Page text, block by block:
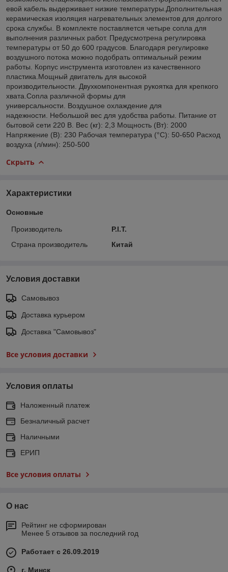
евой кабель выдерживает низкие температуры.Дополнительная
керамическая изоляция нагревательных элементов для долгого
срока службы. В комплекте поставляется четыре сопла для
выполнения различных работ. Предусмотрена регулировка
температуры от 50 до 600 градусов. Благодаря регулировке
воздушного потока можно подобрать оптимальный режим
работы. Корпус инструмента изготовлен из качественного
пластика.Мощный двигатель для высокой
производительности. Двухкомпонентная рукоятка для крепкого
хвата.Сопла различной формы для
универсальности. Воздушное охлаждение для
надежности. Небольшой вес для удобства работы. Питание от
бытовой сети 220 В. Вес (кг): 2,3 Мощность (Вт): 2000
Напряжение (В): 230 Рабочая температура (°С): 50-650 Расход
воздуха (л/мин): 250-500
Скрыть
Характеристики
Основные
Производитель
P.I.T.
Страна производитель
Китай
Условия доставки
Самовывоз
Доставка курьером
Доставка "Самовывоз"
Все условия доставки
Условия оплаты
Наложенный платеж
Безналичный расчет
Наличными
ЕРИП
Все условия оплаты
О нас
Рейтинг не сформирован
Менее 5 отзывов за последний год
Работает с 26.09.2019
г. Минск